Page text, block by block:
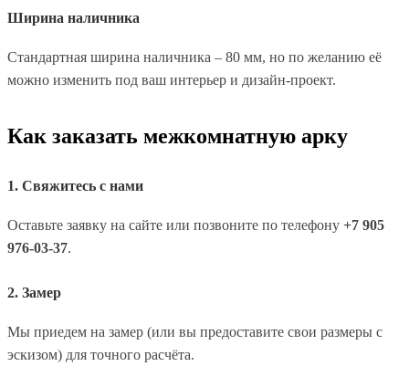
Ширина наличника
Стандартная ширина наличника – 80 мм, но по желанию её
можно изменить под ваш интерьер и дизайн-проект.
Как заказать межкомнатную арку
1. Свяжитесь с нами
Оставьте заявку на сайте или позвоните по телефону +7 905
976-03-37.
2. Замер
Мы приедем на замер (или вы предоставите свои размеры с
эскизом) для точного расчёта.